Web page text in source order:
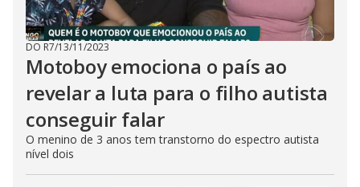
DO R7/13/11/2023
Motoboy emociona o país ao
revelar a luta para o filho autista
conseguir falar
O menino de 3 anos tem transtorno do espectro autista
nível dois